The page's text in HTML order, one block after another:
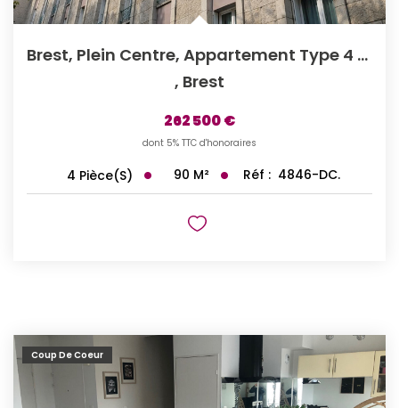
Brest, Plein Centre, Appartement Type 4 Ascenseur.
, Brest
262 500 €
dont 5% TTC d'honoraires
4 Pièce(s) 90 M² Réf : 4846-DC.
Coup De Coeur